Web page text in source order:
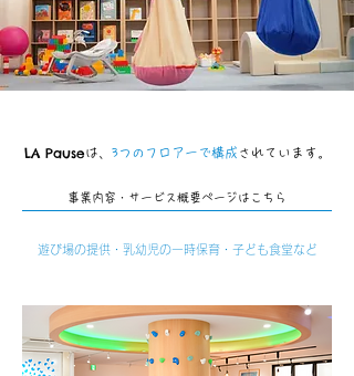
LA Pauseは、 3つのフロアーで構成 されています。
事業内容・サービス概要ページはこちら
遊び場の提供・乳幼児の一時保育・子ども食堂など